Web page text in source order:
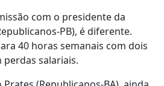
com o presidente da
PB), é diferente.
40 horas semanais com dois
perdas salariais.